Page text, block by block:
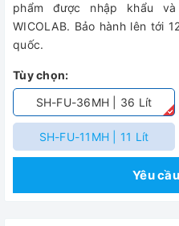
phẩm được nhập khẩu
WICOLAB. Bảo hành lên tới
quốc.
Tùy chọn:
SH-FU-36MH | 36 Lít
SH-FU-11MH | 11 Lít
Yêu